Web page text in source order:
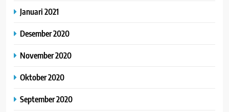
Januari 2021
Desember 2020
November 2020
Oktober 2020
September 2020